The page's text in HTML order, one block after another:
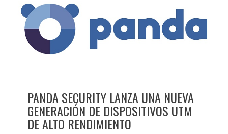
PANDA SECURITY LANZA UNA NUEVA
GENERACIÓN DE DISPOSITIVOS UTM
DE ALTO RENDIMIENTO